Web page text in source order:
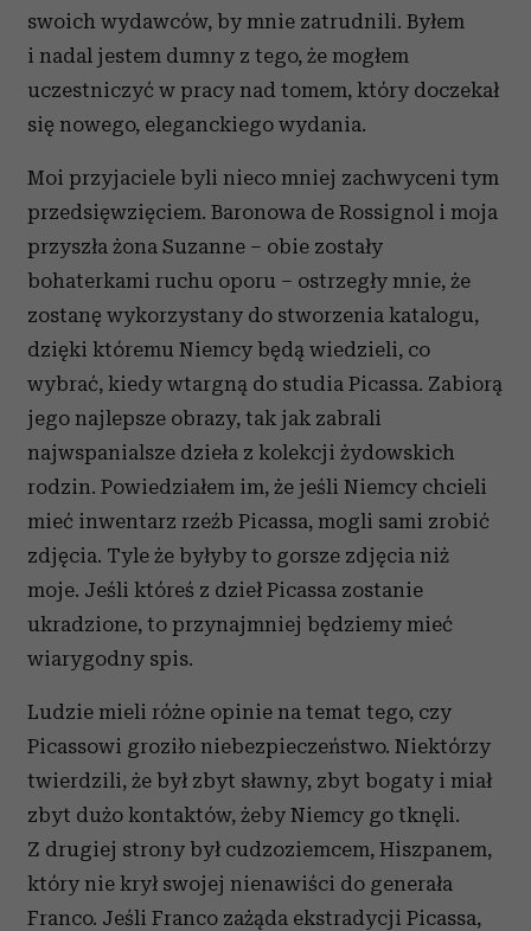
swoich wydawców, by mnie zatrudnili. Byłem
i nadal jestem dumny z tego, że mogłem
uczestniczyć w pracy nad tomem, który doczekał
się nowego, eleganckiego wydania.
Moi przyjaciele byli nieco mniej zachwyceni tym
przedsięwzięciem. Baronowa de Rossignol i moja
przyszła żona Suzanne – obie zostały
bohaterkami ruchu oporu – ostrzegły mnie, że
zostanę wykorzystany do stworzenia katalogu,
dzięki któremu Niemcy będą wiedzieli, co
wybrać, kiedy wtargną do studia Picassa. Zabiorą
jego najlepsze obrazy, tak jak zabrali
najwspanialsze dzieła z kolekcji żydowskich
rodzin. Powiedziałem im, że jeśli Niemcy chcieli
mieć inwentarz rzeźb Picassa, mogli sami zrobić
zdjęcia. Tyle że byłyby to gorsze zdjęcia niż
moje. Jeśli któreś z dzieł Picassa zostanie
ukradzione, to przynajmniej będziemy mieć
wiarygodny spis.
Ludzie mieli różne opinie na temat tego, czy
Picassowi groziło niebezpieczeństwo. Niektórzy
twierdzili, że był zbyt sławny, zbyt bogaty i miał
zbyt dużo kontaktów, żeby Niemcy go tknęli.
Z drugiej strony był cudzoziemcem, Hiszpanem,
który nie krył swojej nienawiści do generała
Franco. Jeśli Franco zażąda ekstradycji Picassa,